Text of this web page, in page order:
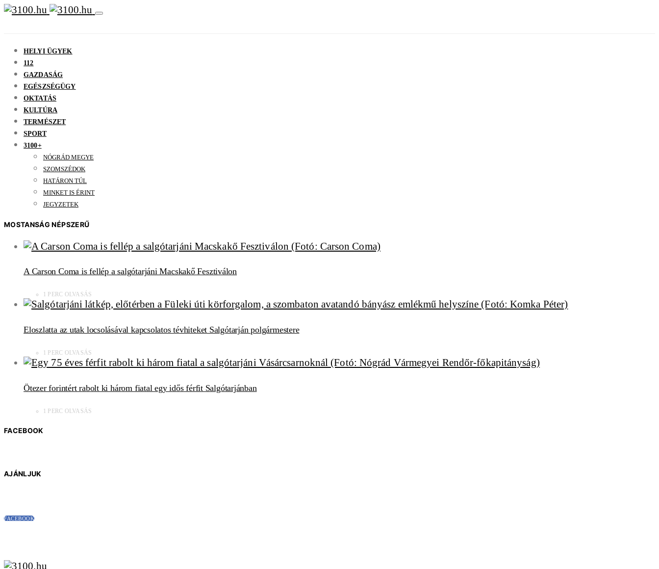
HELYI ÜGYEK
112
GAZDASÁG
EGÉSZSÉGÜGY
OKTATÁS
KULTÚRA
TERMÉSZET
SPORT
3100+
NÓGRÁD MEGYE
SZOMSZÉDOK
HATÁRON TÚL
MINKET IS ÉRINT
JEGYZETEK
MOSTANSÁG NÉPSZERŰ
A Carson Coma is fellép a salgótarjáni Macskakő Fesztiválon
1 PERC OLVASÁS
Eloszlatta az utak locsolásával kapcsolatos tévhiteket Salgótarján polgármestere
1 PERC OLVASÁS
Ötezer forintért rabolt ki három fiatal egy idős férfit Salgótarjánban
1 PERC OLVASÁS
FACEBOOK
AJÁNLJUK
FACEBOOK